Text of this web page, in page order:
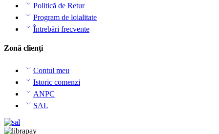
Politică de Retur
Program de loialitate
Întrebări frecvente
Zonă clienți
Contul meu
Istoric comenzi
ANPC
SAL